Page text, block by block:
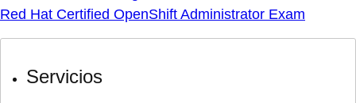
Red Hat Certified OpenShift Administrator Exam
Servicios